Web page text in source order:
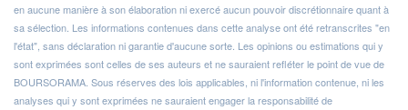
en aucune manière à son élaboration ni exercé aucun pouvoir discrétionnaire quant à
sa sélection. Les informations contenues dans cette analyse ont été retranscrites "en
l'état", sans déclaration ni garantie d'aucune sorte. Les opinions ou estimations qui y
sont exprimées sont celles de ses auteurs et ne sauraient refléter le point de vue de
BOURSORAMA. Sous réserves des lois applicables, ni l'information contenue, ni les
analyses qui y sont exprimées ne sauraient engager la responsabilité de